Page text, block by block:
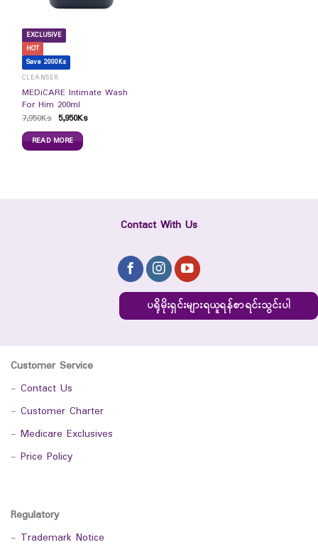
EXCLUSIVE
HOT
Save 2000Ks
CLEANSER
MEDiCARE Intimate Wash
For Him 200ml
7,950Ks 5,950Ks
READ MORE
Contact With Us
ပရိုမိုးရှင်းများရယူရန်စာရင်းသွင်းပါ
Customer Service
- Contact Us
- Customer Charter
- Medicare Exclusives
- Price Policy
Regulatory
- Trademark Notice